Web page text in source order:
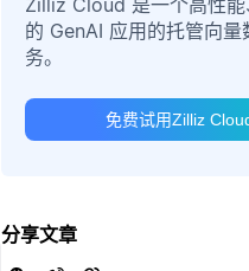
的 GenAI 应用的托管向量
务。
免费试用Zilliz
分享文章